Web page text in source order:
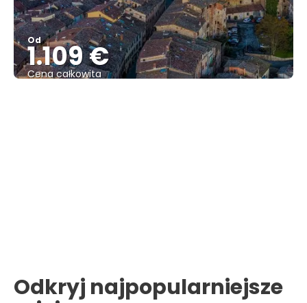
Od
1.109 €
Cena całkowita
Odkryj najpopularniejsze